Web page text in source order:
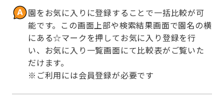
園をお気に入りに登録することで一括比較が可
能です。この画面上部や検索結果画面で園名の横
にある☆マークを押してお気に入り登録を行
い、お気に入り一覧画面にて比較表がご覧いた
だけます。
※ご利用には会員登録が必要です